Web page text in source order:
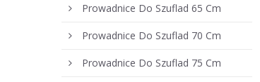
Prowadnice Do Szuflad 65 Cm
Prowadnice Do Szuflad 70 Cm
Prowadnice Do Szuflad 75 Cm